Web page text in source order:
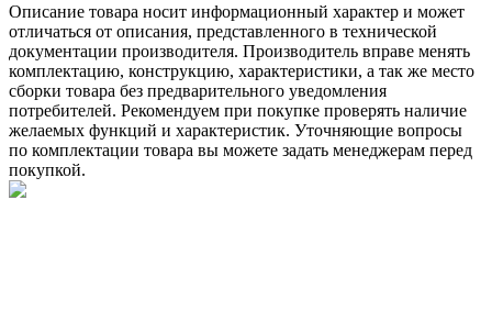
Описание товара носит информационный характер и может
отличаться от описания, представленного в технической
документации производителя. Производитель вправе менять
комплектацию, конструкцию, характеристики, а так же место
сборки товара без предварительного уведомления
потребителей. Рекомендуем при покупке проверять наличие
желаемых функций и характеристик. Уточняющие вопросы
по комплектации товара вы можете задать менеджерам перед
покупкой.